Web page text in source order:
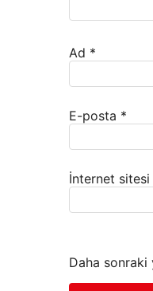
Ad *
E-posta *
İnternet sitesi
Daha sonraki